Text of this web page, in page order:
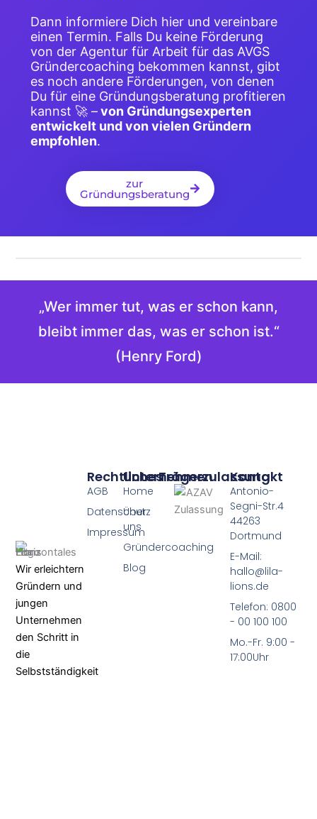
Dann informiere Dich hier und vereinbare
einen Termin. Falls Du keine Förderung
von der Agentur für Arbeit für das AVGS
Gründercoaching bekommen kannst, gibt
es noch andere Förderungen, von denen
Du für eine Gründungsberatung profitieren
kannst 🚀 –von Gründungsexperten
entwickelt und von vielen Gründern
empfohlen.
zur
Gründungsberatung
„Wer immer tut, was er schon kann,
bleibt immer das, was er schon ist.“
(Henry Ford)
Unternehmen
Home
Über
uns
Gründercoaching
Blog
Rechtliches
AGB
Datenschutz
Impressum
Kontakt
Antonio-
Segni-Str.4
44263
Dortmund
E-Mail:
hallo@lila-
lions.de
Telefon: 0800
- 00 100 100
Mo.-Fr. 9:00 -
17:00Uhr
Trägerzulassung
Wir erleichtern
Gründern und
jungen
Unternehmen
den Schritt in
die
Selbstständigkeit